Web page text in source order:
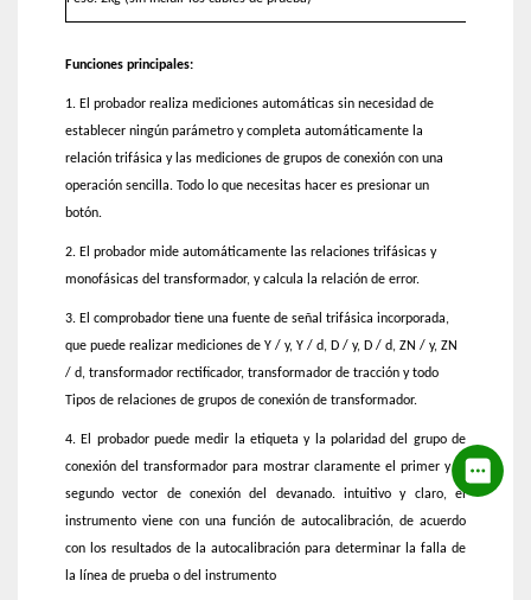
Funciones principales:
1. El probador realiza mediciones automáticas sin necesidad de
establecer ningún parámetro y completa automáticamente la
relación trifásica y las mediciones de grupos de conexión con una
operación sencilla. Todo lo que necesitas hacer es presionar un
botón.
2. El probador mide automáticamente las relaciones trifásicas y
monofásicas del transformador, y calcula la relación de error.
3. El comprobador tiene una fuente de señal trifásica incorporada,
que puede realizar mediciones de Y / y, Y / d, D / y, D / d, ZN / y, ZN
/ d, transformador rectificador, transformador de tracción y todo
Tipos de relaciones de grupos de conexión de transformador.
4. El probador puede medir la etiqueta y la polaridad del grupo de
conexión del transformador para mostrar claramente el primer y el
segundo vector de conexión del devanado. intuitivo y claro, el
instrumento viene con una función de autocalibración, de acuerdo
con los resultados de la autocalibración para determinar la falla de
la línea de prueba o del instrumento